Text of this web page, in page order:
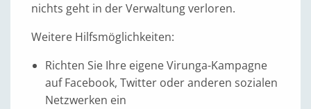
nichts geht in der Verwaltung verloren.
Weitere Hilfsmöglichkeiten:
Richten Sie Ihre eigene Virunga-Kampagne
auf Facebook, Twitter oder anderen sozialen
Netzwerken ein